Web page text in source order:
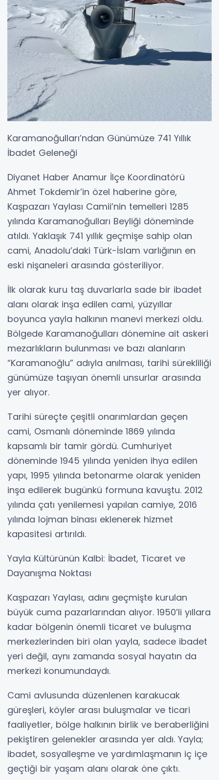
Karamanoğulları’ndan Günümüze 741 Yıllık
İbadet Geleneği
Diyanet Haber Anamur İlçe Koordinatörü
Ahmet Tokdemir’in özel haberine göre,
Kaşpazarı Yaylası Camii’nin temelleri 1285
yılında Karamanoğulları Beyliği döneminde
atıldı. Yaklaşık 741 yıllık geçmişe sahip olan
cami, Anadolu’daki Türk-İslam varlığının en
eski nişaneleri arasında gösteriliyor.
İlk olarak kuru taş duvarlarla sade bir ibadet
alanı olarak inşa edilen cami, yüzyıllar
boyunca yayla halkının manevi merkezi oldu.
Bölgede Karamanoğulları dönemine ait askeri
mezarlıkların bulunması ve bazı alanların
“Karamanoğlu” adıyla anılması, tarihi sürekliliği
günümüze taşıyan önemli unsurlar arasında
yer alıyor.
Tarihi süreçte çeşitli onarımlardan geçen
cami, Osmanlı döneminde 1869 yılında
kapsamlı bir tamir gördü. Cumhuriyet
döneminde 1945 yılında yeniden ihya edilen
yapı, 1995 yılında betonarme olarak yeniden
inşa edilerek bugünkü formuna kavuştu. 2012
yılında çatı yenilemesi yapılan camiye, 2016
yılında lojman binası eklenerek hizmet
kapasitesi artırıldı.
Yayla Kültürünün Kalbi: İbadet, Ticaret ve
Dayanışma Noktası
Kaşpazarı Yaylası, adını geçmişte kurulan
büyük cuma pazarlarından alıyor. 1950’li yıllara
kadar bölgenin önemli ticaret ve buluşma
merkezlerinden biri olan yayla, sadece ibadet
yeri değil, aynı zamanda sosyal hayatın da
merkezi konumundaydı.
Cami avlusunda düzenlenen karakucak
güreşleri, köyler arası buluşmalar ve ticari
faaliyetler, bölge halkının birlik ve beraberliğini
pekiştiren gelenekler arasında yer aldı. Yayla;
ibadet, sosyalleşme ve yardımlaşmanın iç içe
geçtiği bir yaşam alanı olarak öne çıktı.